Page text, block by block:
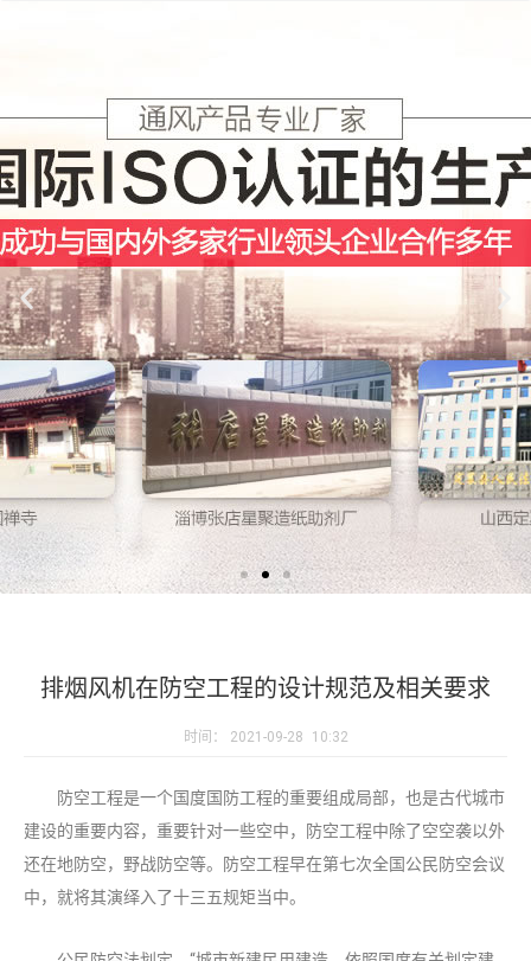
排烟风机在防空工程的设计规范及相关要求
时间： 2021-09-28 10:32
防空工程是一个国度国防工程的重要组成局部，也是古代城市
建设的重要内容，重要针对一些空中，防空工程中除了空空袭以外
还在地防空，野战防空等。防空工程早在第七次全国公民防空会议
中，就将其演绎入了十三五规矩当中。